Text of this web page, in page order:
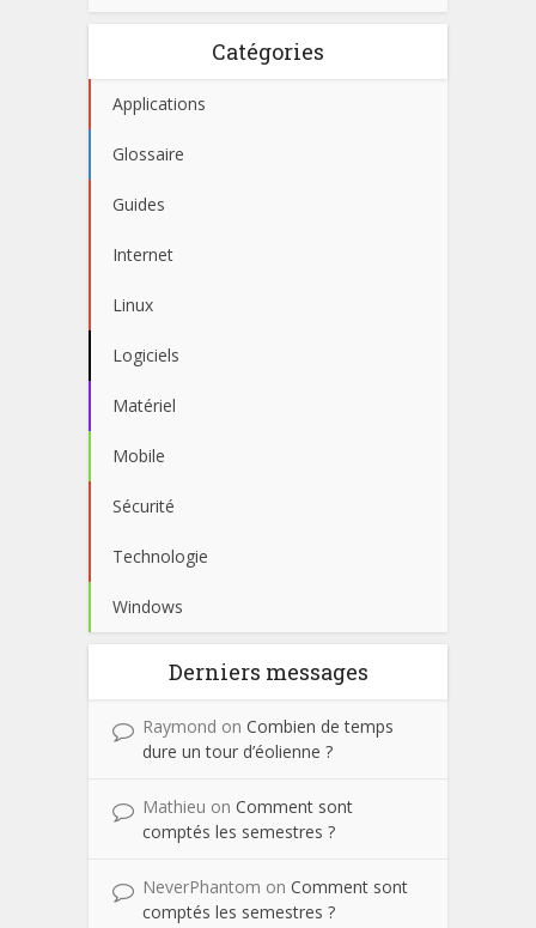
Catégories
Applications
Glossaire
Guides
Internet
Linux
Logiciels
Matériel
Mobile
Sécurité
Technologie
Windows
Derniers messages
Raymond on Combien de temps
dure un tour d’éolienne ?
Mathieu on Comment sont
comptés les semestres ?
NeverPhantom on Comment sont
comptés les semestres ?